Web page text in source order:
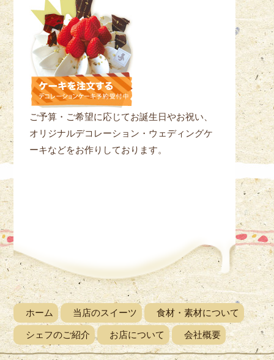
ご予算・ご希望に応じてお誕生日やお祝い、
オリジナルデコレーション・ウェディングケ
ーキなどをお作りしております。
ホーム 当店のスイーツ 食材・素材について
シェフのご紹介 お店について 会社概要